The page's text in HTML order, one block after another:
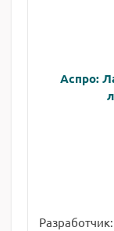
Аспро:
Разработчик: